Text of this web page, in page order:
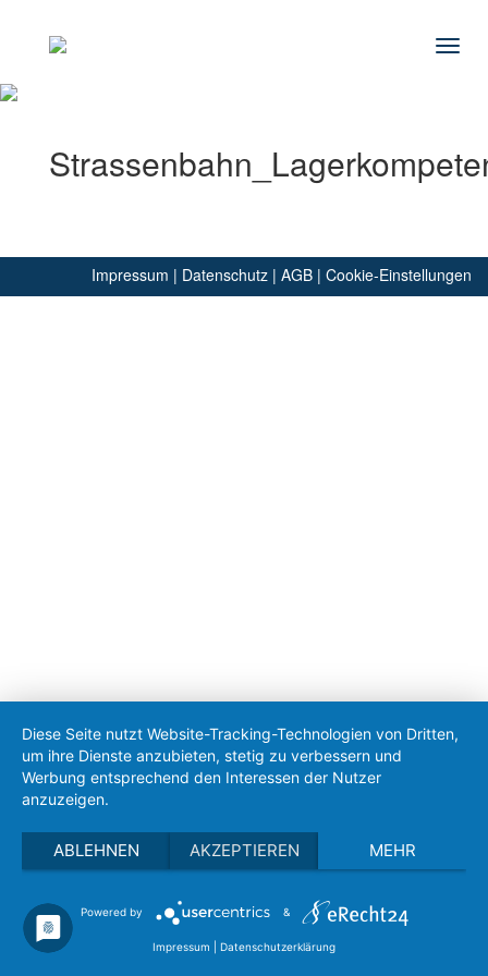
Impressum | Datenschutz | AGB | Cookie-Einstellungen
Diese Seite nutzt Website-Tracking-Technologien von Dritten,
um ihre Dienste anzubieten, stetig zu verbessern und
Werbung entsprechend den Interessen der Nutzer
anzuzeigen.
ABLEHNEN AKZEPTIEREN MEHR
Powered by &
Impressum Datenschutzerklärung